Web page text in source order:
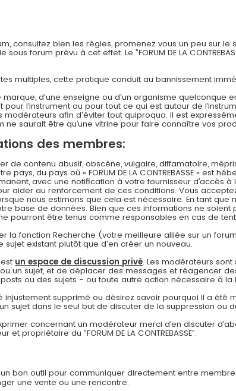
consultez bien les règles, promenez vous un peu sur
sous forum prévu à cet effet. Le ”FORUM DE LA
multiples, cette pratique conduit au bannissement
marque, d'une enseigne ou d'un organisme quelconque
l’instrument ou pour tout ce qui est autour de
modérateurs afin d'éviter tout quiproquo. Il est
ne saurait être qu’une vitrine pour faire connaître vos
des membres:
de contenu abusif, obscène, vulgaire, diffamatoire,
pays, du pays où « FORUM DE LA CONTREBASSE » est
avec une notification à votre fournisseur d’accès
aider au renforcement de ces conditions. Vous acceptez
nous estimons que cela est nécessaire. En tant
base de données. Bien que ces informations ne soient
ne pourront être tenus comme responsables en cas
la fonction Recherche (votre meilleure alliée sur un
sujet existant plutôt que d'en créer un nouveau.
est un espace de discussion privé. Les modérateurs
un sujet, et de déplacer des messages et réagencer
ou des sujets - ou toute autre action nécessaire à
injustement supprimé ou désirez savoir pourquoi il a été
sujet dans le seul but de discuter de la suppression ou
concernant un modérateur merci d’en discuter
et propriétaire du ”FORUM DE LA CONTREBASSE”.
bon outil pour communiquer directement entre
une vente ou une rencontre.